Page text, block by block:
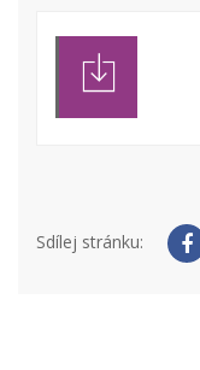
Sdílej stránku: